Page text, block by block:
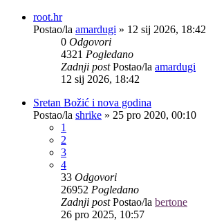
root.hr
Postao/la amardugi » 12 sij 2026, 18:42
0 Odgovori
4321 Pogledano
Zadnji postPostao/la amardugi
12 sij 2026, 18:42
Sretan Božić i nova godina
Postao/la shrike » 25 pro 2020, 00:10
1
2
3
4
33 Odgovori
26952 Pogledano
Zadnji postPostao/la bertone
26 pro 2025, 10:57